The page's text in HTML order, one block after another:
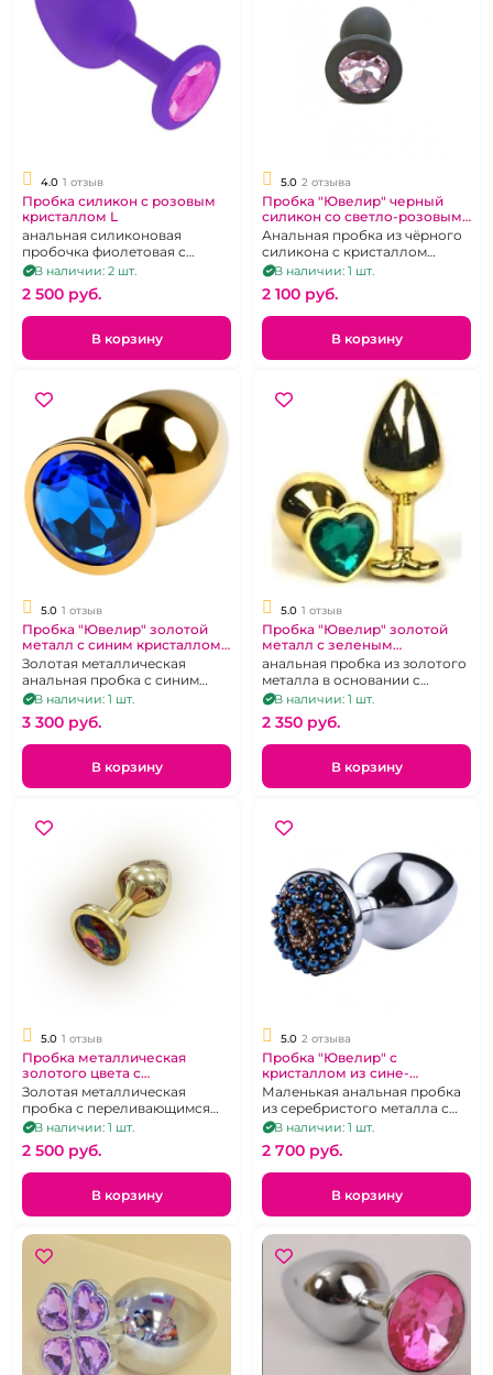
4.0 1 отзыв
Пробка силикон с розовым
кристаллом L
анальная силиконовая
пробочка фиолетовая с
розовым кристалом L
В наличии: 2 шт.
2 500 pуб.
В корзину
5.0 2 отзыва
Пробка "Ювелир" черный
силикон со светло-розовым
кристаллом L
Анальная пробка из чёрного
силикона с кристаллом
нежно-розового цвета в
основании. Размер L
В наличии: 1 шт.
2 100 pуб.
В корзину
5.0 1 отзыв
Пробка "Ювелир" золотой
металл с синим кристаллом
M
Золотая металлическая
анальная пробка с синим
кристаллом, размер М
В наличии: 1 шт.
3 300 pуб.
В корзину
5.0 1 отзыв
Пробка "Ювелир" золотой
металл с зеленым
кристаллом М
анальная пробка из золотого
металла в основании с
зеленым кристаллом в виде
сердца. Размер M
В наличии: 1 шт.
2 350 pуб.
В корзину
5.0 1 отзыв
Пробка металлическая
золотого цвета с
разноцветным кристаллом М
Золотая металлическая
пробка с переливающимся
радужным кристаллом в
основании
В наличии: 1 шт.
2 500 pуб.
В корзину
5.0 2 отзыва
Пробка "Ювелир" с
кристаллом из сине-
золотого бисера S
Маленькая анальная пробка
из серебристого металла с
роскошно украшенным
бисером основанием.
В наличии: 1 шт.
2 700 pуб.
В корзину